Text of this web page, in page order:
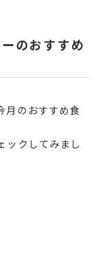
のおすすめ
月のおすすめ食
ックしてみまし